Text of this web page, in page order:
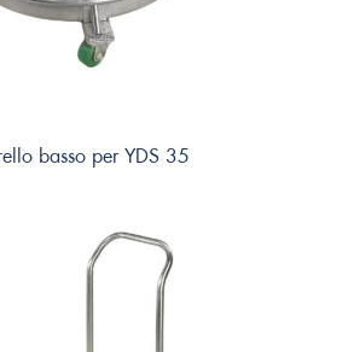
basso per YDS 35